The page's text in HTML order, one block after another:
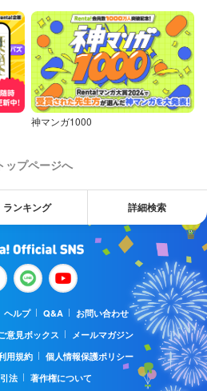
神マンガ1000
ップページへ
ランキング 詳細検索
ヘルプ Q&A
お問い合わせ
意見ボックス
メールマガジン
用規約
個人情報保護ポリシー
法
著作権について